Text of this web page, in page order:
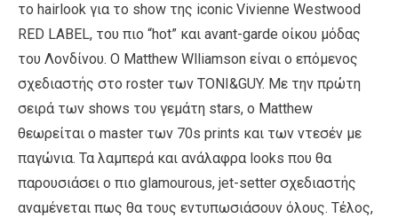
το hairlook για το show της iconic Vivienne Westwood
RED LABEL, του πιο “hot” και avant-garde οίκου μόδας
του Λονδίνου. Ο Matthew Wlliamson είναι ο επόμενος
σχεδιαστής στο roster των TONI&GUY. Με την πρώτη
σειρά των shows του γεμάτη stars, ο Matthew
θεωρείται ο master των 70s prints και των ντεσέν με
παγώνια. Τα λαμπερά και ανάλαφρα looks που θα
παρουσιάσει ο πιο glamourous, jet-setter σχεδιαστής
αναμένεται πως θα τους εντυπωσιάσουν όλους. Τέλος,